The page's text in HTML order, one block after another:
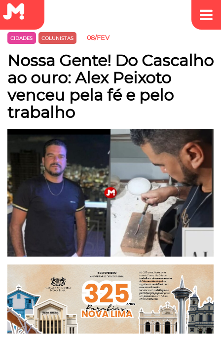
CIDADES COLUNISTAS 08/FEV
Nossa Gente! Do Cascalho
ao ouro: Alex Peixoto
venceu pela fé e pelo
trabalho